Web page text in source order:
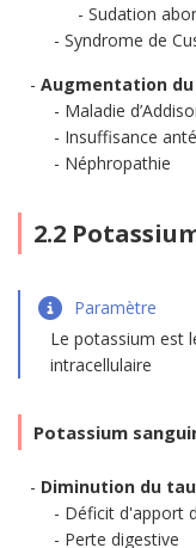
Sudation
Syndrome de
Augmentation
Maladie
Insuffisance
Néphropathie
2.2
Paramètre
Le potassium est
intracellulaire
Potassium
Diminution du
Déficit d'apport
Perte digestive